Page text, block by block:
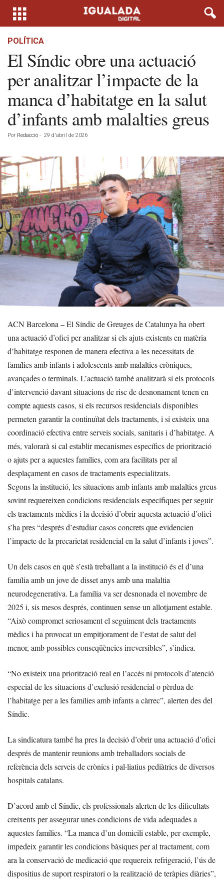
POLÍTICA
El Síndic obre una actuació
per analitzar l’impacte de la
manca d’habitatge en la salut
d’infants amb malalties greus
Por Redacció - 29 d'abril de 2026
ACN Barcelona – El Síndic de Greuges de Catalunya ha obert
una actuació d’ofici per analitzar si els ajuts existents en matèria
d’habitatge responen de manera efectiva a les necessitats de
famílies amb infants i adolescents amb malalties cròniques,
avançades o terminals. L’actuació també analitzarà si els protocols
d’intervenció davant situacions de risc de desnonament tenen en
compte aquests casos, si els recursos residencials disponibles
permeten garantir la continuïtat dels tractaments, i si existeix una
coordinació efectiva entre serveis socials, sanitaris i d’habitatge. A
més, valorarà si cal establir mecanismes específics de priorització
o ajuts per a aquestes famílies, com ara facilitats per al
desplaçament en casos de tractaments especialitzats.
Segons la institució, les situacions amb infants amb malalties greus
sovint requereixen condicions residencials específiques per seguir
els tractaments mèdics i la decisió d’obrir aquesta actuació d’ofici
s’ha pres “després d’estudiar casos concrets que evidencien
l’impacte de la precarietat residencial en la salut d’infants i joves”.
Un dels casos en què s’està treballant a la institució és el d’una
família amb un jove de disset anys amb una malaltia
neurodegenerativa. La família va ser desnonada el novembre de
2025 i, sis mesos després, continuen sense un allotjament estable.
“Això compromet seriosament el seguiment dels tractaments
mèdics i ha provocat un empitjorament de l’estat de salut del
menor, amb possibles conseqüències irreversibles”, s’indica.
“No existeix una priorització real en l’accés ni protocols d’atenció
especial de les situacions d’exclusió residencial o pèrdua de
l’habitatge per a les famílies amb infants a càrrec”, alerten des del
Síndic.
La sindicatura també ha pres la decisió d’obrir una actuació d’ofici
després de mantenir reunions amb treballadors socials de
referència dels serveis de crònics i pal·liatius pediàtrics de diversos
hospitals catalans.
D’acord amb el Síndic, els professionals alerten de les dificultats
creixents per assegurar unes condicions de vida adequades a
aquestes famílies. “La manca d’un domicili estable, per exemple,
impedeix garantir les condicions bàsiques per al tractament, com
ara la conservació de medicació que requereix refrigeració, l’ús de
dispositius de suport respiratori o la realització de teràpies diàries”,